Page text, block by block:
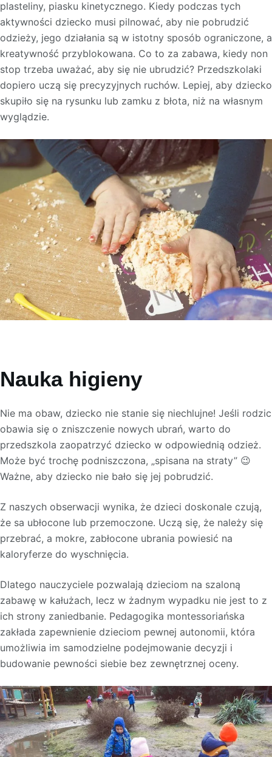
plasteliny, piasku kinetycznego. Kiedy podczas tych
aktywności dziecko musi pilnować, aby nie pobrudzić
odzieży, jego działania są w istotny sposób ograniczone, a
kreatywność przyblokowana. Co to za zabawa, kiedy non
stop trzeba uważać, aby się nie ubrudzić? Przedszkolaki
dopiero uczą się precyzyjnych ruchów. Lepiej, aby dziecko
skupiło się na rysunku lub zamku z błota, niż na własnym
wyglądzie.
Nauka higieny
Nie ma obaw, dziecko nie stanie się niechlujne! Jeśli rodzic
obawia się o zniszczenie nowych ubrań, warto do
przedszkola zaopatrzyć dziecko w odpowiednią odzież.
Może być trochę podniszczona, „spisana na straty” 😉
Ważne, aby dziecko nie bało się jej pobrudzić.
Z naszych obserwacji wynika, że dzieci doskonale czują,
że sa ubłocone lub przemoczone. Uczą się, że należy się
przebrać, a mokre, zabłocone ubrania powiesić na
kaloryferze do wyschnięcia.
Dlatego nauczyciele pozwalają dzieciom na szaloną
zabawę w kałużach, lecz w żadnym wypadku nie jest to z
ich strony zaniedbanie. Pedagogika montessoriańska
zakłada zapewnienie dzieciom pewnej autonomii, która
umożliwia im samodzielne podejmowanie decyzji i
budowanie pewności siebie bez zewnętrznej oceny.